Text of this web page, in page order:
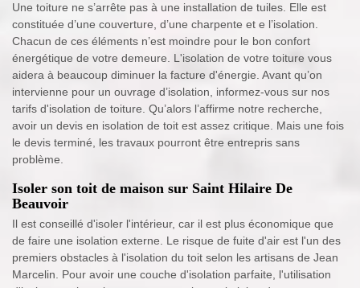
Une toiture ne s’arrête pas à une installation de tuiles. Elle est
constituée d’une couverture, d’une charpente et e l’isolation.
Chacun de ces éléments n’est moindre pour le bon confort
énergétique de votre demeure. L'isolation de votre toiture vous
aidera à beaucoup diminuer la facture d'énergie. Avant qu’on
intervienne pour un ouvrage d’isolation, informez-vous sur nos
tarifs d'isolation de toiture. Qu’alors l’affirme notre recherche,
avoir un devis en isolation de toit est assez critique. Mais une fois
le devis terminé, les travaux pourront être entrepris sans
problème.
Isoler son toit de maison sur Saint Hilaire De
Beauvoir
Il est conseillé d'isoler l'intérieur, car il est plus économique que
de faire une isolation externe. Le risque de fuite d'air est l'un des
premiers obstacles à l'isolation du toit selon les artisans de Jean
Marcelin. Pour avoir une couche d'isolation parfaite, l'utilisation